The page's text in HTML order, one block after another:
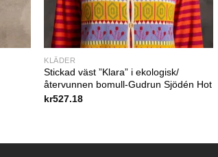
KLÄDER
Stickad väst ”Klara” i ekologisk/
återvunnen bomull-Gudrun Sjödén Hot
kr527.18